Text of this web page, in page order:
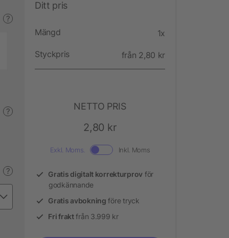
?
?
?
Ditt pris
Mängd 1x
Styckpris från 2,80 kr
NETTO PRIS
2,80 kr
Exkl. Moms. Inkl. Moms
Gratis digitalt korrekturprov för
godkännande
Gratis avbokning före tryck
Fri fraktfrån 3.999 kr